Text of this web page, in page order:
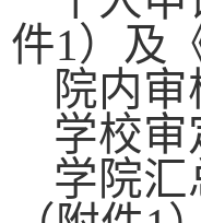
件1）及
院内
学校
学院